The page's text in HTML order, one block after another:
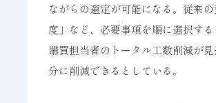
ながらの選定が可能になる。従来
度」など、必要事項を順に選択す
購買担当者のトータル工数削減が
分に削減できるとしている。